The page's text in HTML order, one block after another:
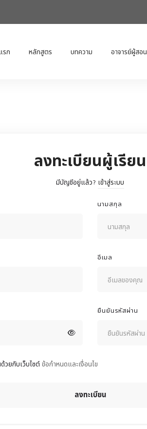
รก หลักสูตร บทความ อาจารย์ผู้สอน
ลงทะเบียนผู้เรียน
มีบัญชีอยู่แล้ว? เข้าสู่ระบบ
นามสกุล
อีเมล
ยืนยันรหัสผ่าน
วยกับเว็บไซต์ ข้อกำหนดและเงื่อนไข
ลงทะเบียน